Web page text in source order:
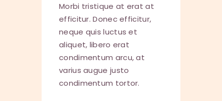
Morbi tristique at erat at
efficitur. Donec efficitur,
neque quis luctus et
aliquet, libero erat
condimentum arcu, at
varius augue justo
condimentum tortor.